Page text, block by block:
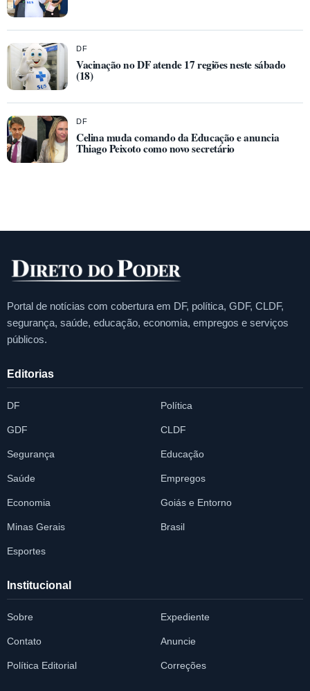
DF
Vacinação no DF atende 17 regiões neste sábado
(18)
DF
Celina muda comando da Educação e anuncia
Thiago Peixoto como novo secretário
Portal de notícias com cobertura em DF, política, GDF, CLDF,
segurança, saúde, educação, economia, empregos e serviços
públicos.
Editorias
DF Política
GDF CLDF
Segurança Educação
Saúde Empregos
Economia Goiás e Entorno
Minas Gerais Brasil
Esportes
Institucional
Sobre Expediente
Contato Anuncie
Política Editorial Correções